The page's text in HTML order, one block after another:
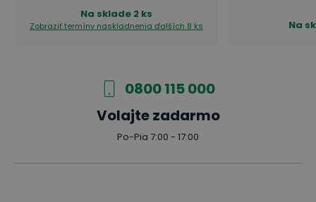
Na sklade 2 ks
Zobraziť termíny naskladnenia ďalších 8 ks Na
0800 115 000
Volajte zadarmo
Po-Pia 7:00 - 17:00